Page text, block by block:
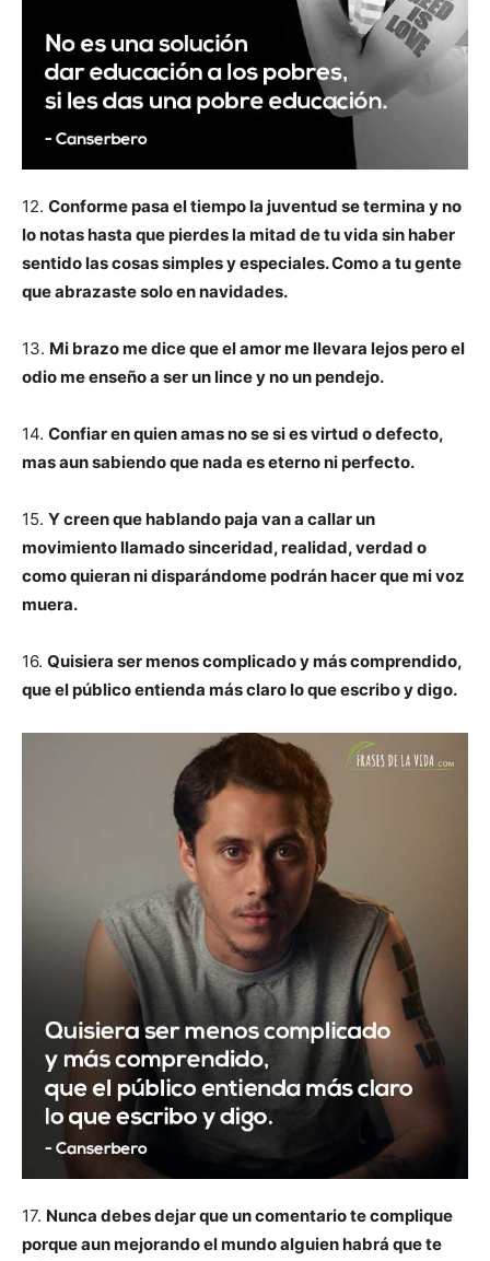
12. Conforme pasa el tiempo la juventud se termina y no
lo notas hasta que pierdes la mitad de tu vida sin haber
sentido las cosas simples y especiales. Como a tu gente
que abrazaste solo en navidades.
13. Mi brazo me dice que el amor me llevara lejos pero el
odio me enseño a ser un lince y no un pendejo.
14. Confiar en quien amas no se si es virtud o defecto,
mas aun sabiendo que nada es eterno ni perfecto.
15. Y creen que hablando paja van a callar un
movimiento llamado sinceridad, realidad, verdad o
como quieran ni disparándome podrán hacer que mi voz
muera.
16. Quisiera ser menos complicado y más comprendido,
que el público entienda más claro lo que escribo y digo.
17. Nunca debes dejar que un comentario te complique
porque aun mejorando el mundo alguien habrá que te